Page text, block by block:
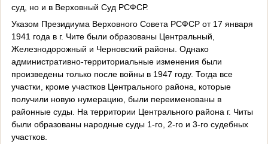
суд, но и в Верховный Суд РСФСР.
Указом Президиума Верховного Совета РСФСР от 17 января
1941 года в г. Чите были образованы Центральный,
Железнодорожный и Черновский районы. Однако
административно-территориальные изменения были
произведены только после войны в 1947 году. Тогда все
участки, кроме участков Центрального района, которые
получили новую нумерацию, были переименованы в
районные суды. На территории Центрального района г. Читы
были образованы народные суды 1-го, 2-го и 3-го судебных
участков.